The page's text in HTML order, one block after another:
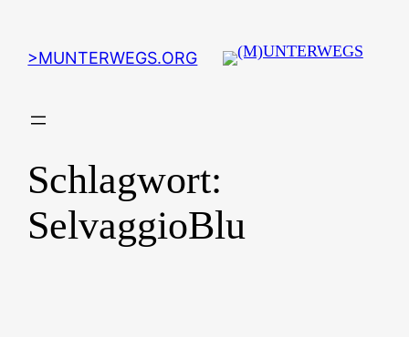
springen
>MUNTERWEGS.ORG
Schlagwort:
SelvaggioBlu